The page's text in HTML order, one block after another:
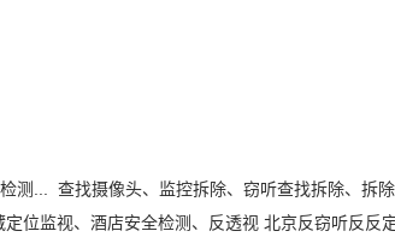
测... 查找摄像头、监控拆除、窃听查找拆除、拆
位监视、酒店安全检测、反透视 北京反窃听反反